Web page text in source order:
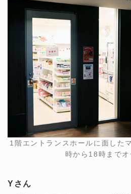
1階エントランスホールに面した
時から18時までオ
Yさん